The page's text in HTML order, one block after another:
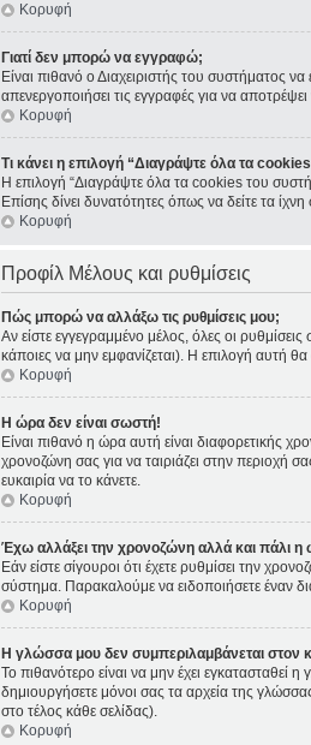
Κορυφή
Γιατί δεν μπορώ να εγγραφώ;
Είναι πιθανό ο Διαχειριστής του συστήματος
απενεργοποιήσει τις εγγραφές για να
Κορυφή
Τι κάνει η επιλογή “Διαγράψτε όλα τα
Η επιλογή “Διαγράψτε όλα τα cookies του
Επίσης δίνει δυνατότητες όπως να δείτε τα
Κορυφή
Προφίλ Μέλους και ρυθμίσεις
Πώς μπορώ να αλλάξω τις ρυθμίσεις μου;
Αν είστε εγγεγραμμένο μέλος, όλες οι
κάποιες να μην εμφανίζεται). Η επιλογή αυτή θα
Κορυφή
Η ώρα δεν είναι σωστή!
Είναι πιθανό η ώρα αυτή είναι διαφορετικής
χρονοζώνη σας για να ταιριάζει στην περιοχή
ευκαιρία να το κάνετε.
Κορυφή
Έχω αλλάξει την χρονοζώνη αλλά και πάλι η
Εάν είστε σίγουροι ότι έχετε ρυθμίσει την
σύστημα. Παρακαλούμε να ειδοποιήσετε έναν
Κορυφή
Η γλώσσα μου δεν συμπεριλαμβάνεται στον
Το πιθανότερο είναι να μην έχει εγκατασταθεί
δημιουργήσετε μόνοι σας τα αρχεία της
στο τέλος κάθε σελίδας).
Κορυφή